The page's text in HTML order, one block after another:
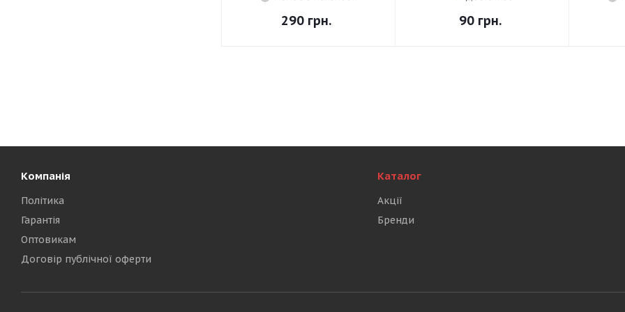
290 грн. 90грн.
Компанія
Політика
Гарантія
Оптовикам
Договір публічної оферти
Каталог
Акції
Бренди